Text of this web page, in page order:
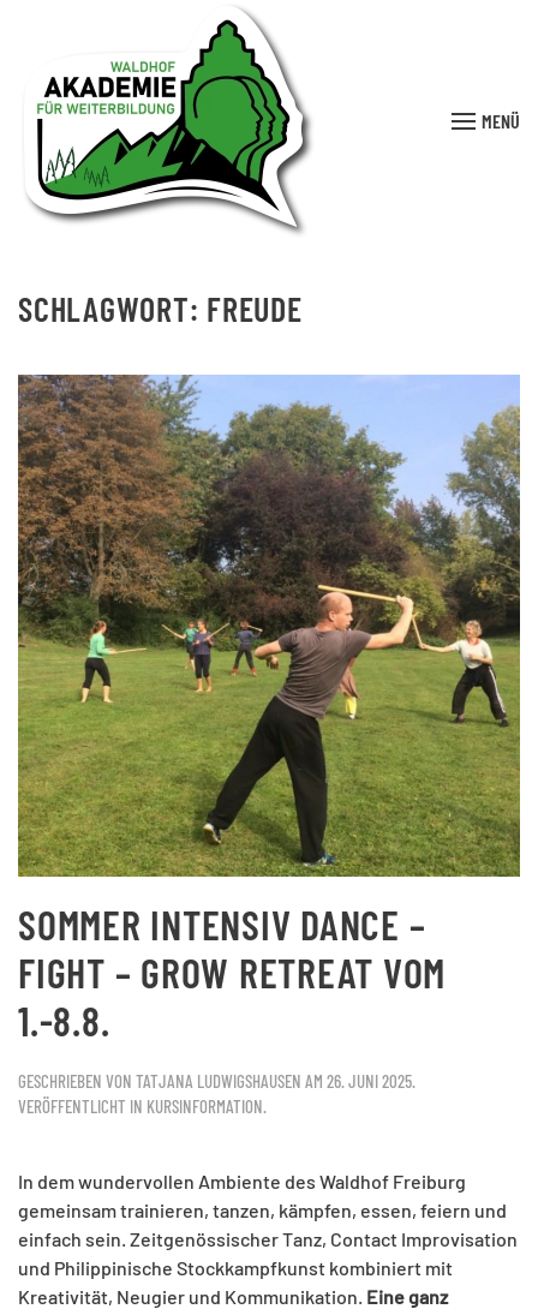
MENÜ
SCHLAGWORT: FREUDE
SOMMER INTENSIV DANCE –
FIGHT – GROW RETREAT VOM
1.-8.8.
GESCHRIEBEN VON TATJANA LUDWIGSHAUSEN AM 26. JUNI 2025.
VERÖFFENTLICHT IN KURSINFORMATION.
In dem wundervollen Ambiente des Waldhof Freiburg
gemeinsam trainieren, tanzen, kämpfen, essen, feiern und
einfach sein. Zeitgenössischer Tanz, Contact Improvisation
und Philippinische Stockkampfkunst kombiniert mit
Kreativität, Neugier und Kommunikation. Eine ganz